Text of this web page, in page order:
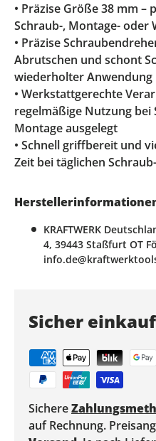
• Präzise Größe 38 mm –
Schraub-, Montage- oder
• Präzise
Abrutschen und schont
wiederholter Anwendung
• Werkstattgerechte
regelmäßige Nutzung bei
Montage ausgelegt
• Schnell griffbereit und
Zeit bei täglichen
KRAFTWERK
4, 39443 Staßfurt OT
Sicher
Sichere
auf Rechnung.